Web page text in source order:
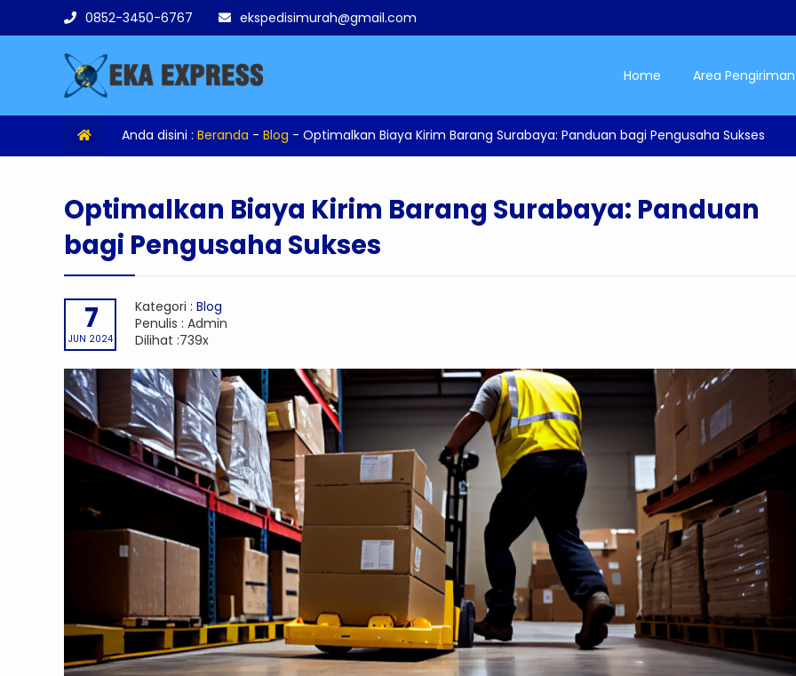
0852-3450-6767 ekspedisimurah@gmail.com
Home Area Pengiriman
Anda disini : Beranda - Blog - Optimalkan Biaya Kirim Barang Surabaya: Panduan bagi Pengusaha Sukses
Optimalkan Biaya Kirim Barang Surabaya: Panduan
bagi Pengusaha Sukses
7
JUN 2024
Kategori : Blog
Penulis : Admin
Dilihat :739x